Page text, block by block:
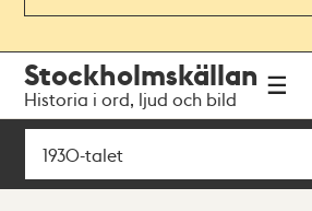
navigationen
huvudinnehållet
Stockholmskällan
Historia i ord, ljud och bild
Sök